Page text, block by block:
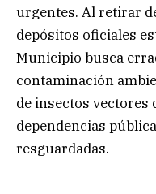
urgentes. Al retirar
depósitos oficiales
Municipio busca
contaminación
de insectos vectores
dependencias
resguardadas.